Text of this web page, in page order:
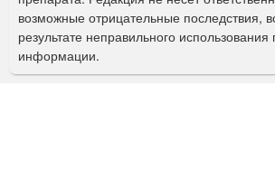
с
к
возможные отрицательные последствия,
результате неправильного
информации.